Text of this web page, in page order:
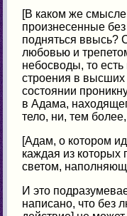
[В каком же
произнесенные
подняться ввысь?
любовью и
небосводы, то
строения в
состоянии
в Адама,
тело, ни, тем
[Адам, о котором
каждая из которых
светом,
И это
написано, что без